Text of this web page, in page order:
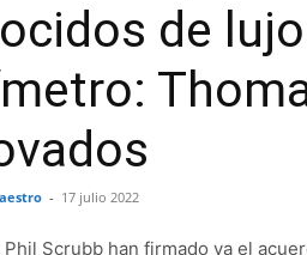
de
- 17 julio 2022
Phil Scrubb han firmado ya el